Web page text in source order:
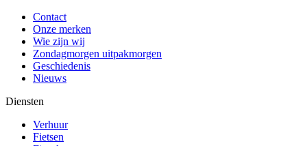
Contact
Onze merken
Wie zijn wij
Zondagmorgen uitpakmorgen
Geschiedenis
Nieuws
Diensten
Verhuur
Fietsen